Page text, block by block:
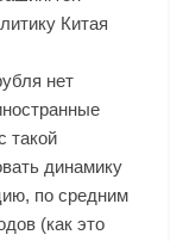
Китая
нет
такой
динамику
по средним
(как это